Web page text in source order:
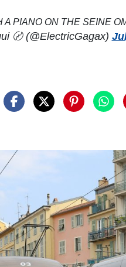
PIANO ON THE SEINE
〄 (@ElectricGagax)